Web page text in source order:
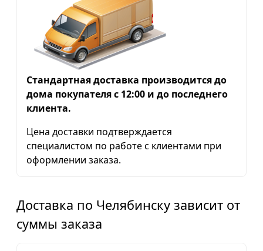
Стандартная доставка производится до
дома покупателя с 12:00 и до последнего
клиента.
Цена доставки подтверждается
специалистом по работе с клиентами при
оформлении заказа.
Доставка по Челябинску зависит от
суммы заказа